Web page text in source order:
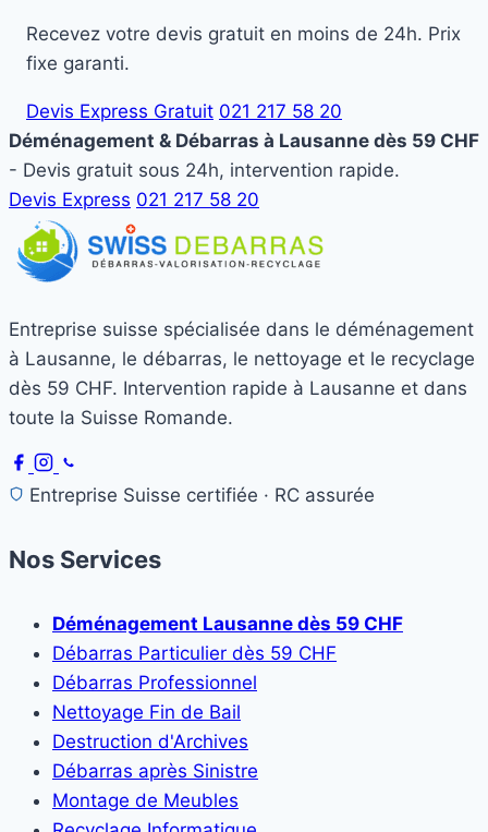
Recevez votre devis gratuit en moins de 24h. Prix
fixe garanti.
Devis Express Gratuit 021 217 58 20
Déménagement & Débarras à Lausanne dès 59 CHF
- Devis gratuit sous 24h, intervention rapide.
Devis Express 021 217 58 20
Entreprise suisse spécialisée dans le déménagement
à Lausanne, le débarras, le nettoyage et le recyclage
dès 59 CHF. Intervention rapide à Lausanne et dans
toute la Suisse Romande.
Entreprise Suisse certifiée · RC assurée
Nos Services
Déménagement Lausanne dès 59 CHF
Débarras Particulier dès 59 CHF
Débarras Professionnel
Nettoyage Fin de Bail
Destruction d'Archives
Débarras après Sinistre
Montage de Meubles